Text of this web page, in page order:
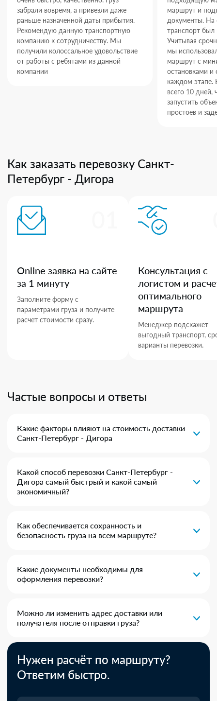
забрали вовремя, а привезли даже
раньше назначенной даты прибытия.
Рекомендую данную транспортную
компанию к сотрудничеству. Мы
получили колоссальное удовольствие
от работы с ребятами из данной
компании
маршрут и
документы. На
транспорт был
Учитывая
мы
маршрут с
остановками и
каждом этапе.
всего 10 дней,
запустить
простоев и
Как заказать перевозку Санкт-
Петербург - Дигора
Online заявка на сайте
за 1 минуту
Заполните форму с
параметрами груза и получите
расчет стоимости сразу.
Консультация с
логистом и
оптимального
маршрута
Менеджер подскажет
выгодный транспорт,
варианты перевозки.
Частые вопросы и ответы
Какие факторы влияют на стоимость доставки
Санкт-Петербург - Дигора
Какой способ перевозки Санкт-Петербург -
Дигора самый быстрый и какой самый
экономичный?
Как обеспечивается сохранность и
безопасность груза на всем маршруте?
Какие документы необходимы для
оформления перевозки?
Можно ли изменить адрес доставки или
получателя после отправки груза?
Нужен расчёт по маршруту?
Ответим быстро.